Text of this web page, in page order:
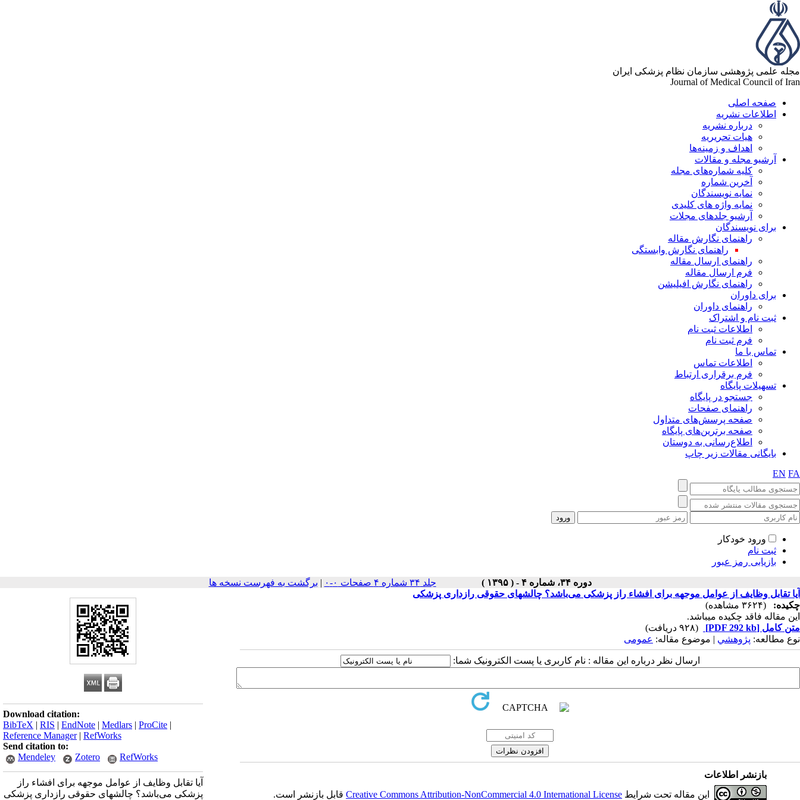
مجله علمی پژوهشی سازمان نظام پزشکی ایران
Journal of Medical Council of Iran
صفحه اصلی
اطلاعات نشریه
درباره نشریه
هیات تحریریه
اهداف و زمینه‌ها
آرشیو مجله و مقالات
کلیه شماره‌های مجله
آخرین شماره
نمایه نویسندگان
نمایه واژه های کلیدی
آرشیو جلدهای مجلات
برای نویسندگان
راهنمای نگارش مقاله
راهنمای نگارش وابستگی
راهنمای ارسال مقاله
فرم ارسال مقاله
راهنمای نگارش افیلیشن
برای داوران
راهنمای داوران
ثبت نام و اشتراک
اطلاعات ثبت نام
فرم ثبت نام
تماس با ما
اطلاعات تماس
فرم برقراری ارتباط
تسهیلات پایگاه
جستجو در پایگاه
راهنمای صفحات
صفحه پرسش‌های متداول
صفحه برترین‌های پایگاه
اطلاع‌رسانی به دوستان
بایگانی مقالات زیر چاپ
EN FA
ورود خودکار
ثبت نام
بازیابی رمز عبور
دوره ۳۴، شماره ۴ - ( ۱۳۹۵ ) جلد ۳۴ شماره ۴ صفحات ۰-۰ | برگشت به فهرست نسخه ها
Download citation:
BibTeX | RIS | EndNote | Medlars | ProCite |
Reference Manager| RefWorks
Send citation to:
Mendeley
Zotero RefWorks
آیا تقابل وظایف از عوامل موجهه برای افشاء راز
پزشکی می‌باشد؟ چالشهای حقوقی رازداری پزشکی
آیا تقابل وظایف از عوامل موجهه برای افشاء راز پزشکی می‌باشد؟ چالشهای حقوقی رازداری پزشکی
چکیده:
(۳۶۲۴ مشاهده)
این مقاله فاقد چکیده می​باشد.
متن کامل [PDF 292 kb]
(۹۲۸ دریافت)
نوع مطالعه: پژوهشي | موضوع مقاله: عمومى
ارسال نظر درباره این مقاله : نام کاربری یا پست الکترونیک شما:
بازنشر اطلاعات
این مقاله تحت شرایط Creative Commons Attribution-NonCommercial 4.0 International Licenseقابل بازنشر است.